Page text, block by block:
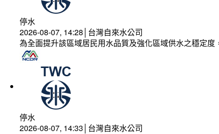
停水
2026-08-07, 14:28│台灣自來水公司
為全面提升該區域居民用水品質及強化區域供水之穩定
停水
2026-08-07, 14:33│台灣自來水公司